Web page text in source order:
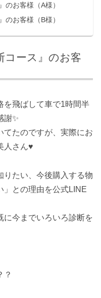
のお客様（A様）
のお客様（B様）
コース』のお客
を飛ばして車で1時間半
謝✨
てたのですが、実際にお
人さん♥
りたい、今後購入する物
」との理由を公式LINE
に今までいろいろ診断を
？